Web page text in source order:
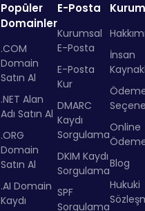
Popüler
Domainler
.COM
Domain
Satın Al
.NET Alan
Adı Satın Al
.ORG
Domain
Satın Al
.AI Domain
Kaydı
E-Posta
Kurumsal
E-Posta
E-Posta
Kur
DMARC
Kaydı
Sorgulama
DKIM Kaydı
Sorgulama
SPF
Sorgulama
İnsan
Online
Blog
Hukuki